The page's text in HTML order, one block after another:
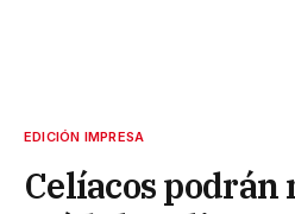
EDICIÓN IMPRESA
Celíacos